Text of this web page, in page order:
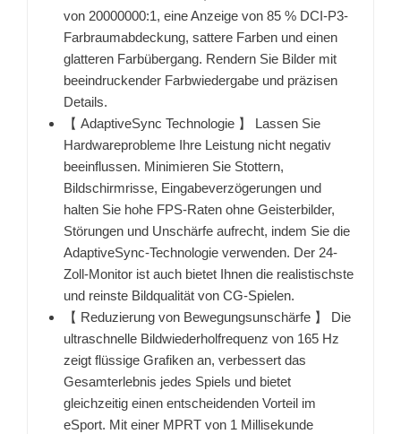
von 20000000:1, eine Anzeige von 85 % DCI-P3-
Farbraumabdeckung, sattere Farben und einen
glatteren Farbübergang. Rendern Sie Bilder mit
beeindruckender Farbwiedergabe und präzisen
Details.
【 AdaptiveSync Technologie 】 Lassen Sie
Hardwareprobleme Ihre Leistung nicht negativ
beeinflussen. Minimieren Sie Stottern,
Bildschirmrisse, Eingabeverzögerungen und
halten Sie hohe FPS-Raten ohne Geisterbilder,
Störungen und Unschärfe aufrecht, indem Sie die
AdaptiveSync-Technologie verwenden. Der 24-
Zoll-Monitor ist auch bietet Ihnen die realistischste
und reinste Bildqualität von CG-Spielen.
【 Reduzierung von Bewegungsunschärfe 】 Die
ultraschnelle Bildwiederholfrequenz von 165 Hz
zeigt flüssige Grafiken an, verbessert das
Gesamterlebnis jedes Spiels und bietet
gleichzeitig einen entscheidenden Vorteil im
eSport. Mit einer MPRT von 1 Millisekunde